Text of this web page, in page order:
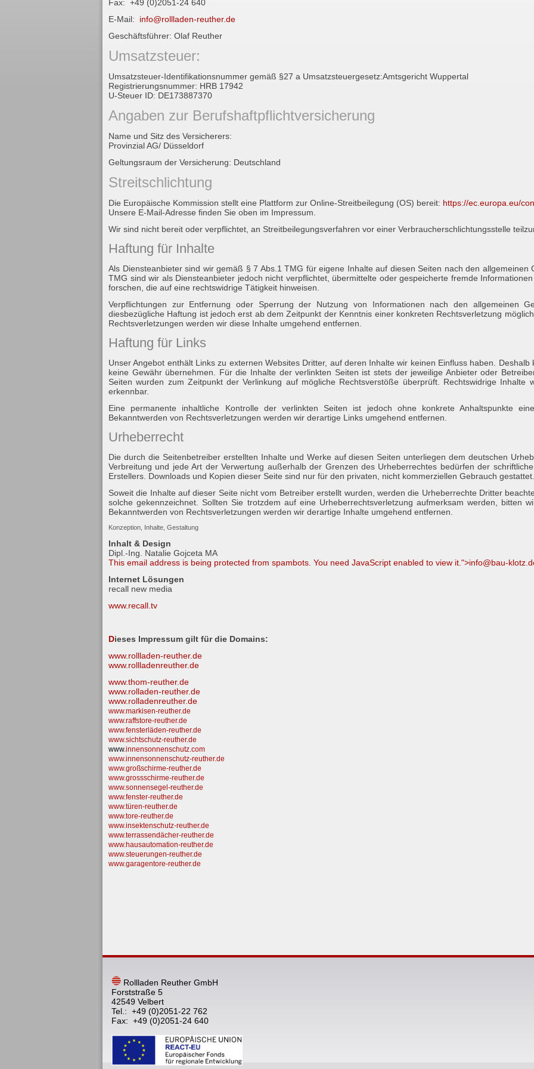
Fax: +49 (0)2051-24 640
E-Mail: info@rollladen-reuther.de
Geschäftsführer: Olaf Reuther
Umsatzsteuer:
Umsatzsteuer-Identifikationsnummer gemäß §27 a Umsatzsteuergesetz:Amtsgericht Wuppertal
Registrierungsnummer: HRB 17942
U-Steuer ID: DE173887370
Angaben zur Berufshaftpflichtversicherung
Name und Sitz des Versicherers:
Provinzial AG/ Düsseldorf
Geltungsraum der Versicherung: Deutschland
Streitschlichtung
Die Europäische Kommission stellt eine Plattform zur Online-Streitbeilegung (OS) bereit: https://ec.europa.eu/
Unsere E-Mail-Adresse finden Sie oben im Impressum.
Wir sind nicht bereit oder verpflichtet, an Streitbeilegungsverfahren vor einer Verbraucherschlichtungsstelle
Haftung für Inhalte
Als Diensteanbieter sind wir gemäß § 7 Abs.1 TMG für eigene Inhalte auf diesen Seiten nach den allgemeinen
TMG sind wir als Diensteanbieter jedoch nicht verpflichtet, übermittelte oder gespeicherte fremde
forschen, die auf eine rechtswidrige Tätigkeit hinweisen.
Verpflichtungen zur Entfernung oder Sperrung der Nutzung von Informationen nach den allgemeinen
diesbezügliche Haftung ist jedoch erst ab dem Zeitpunkt der Kenntnis einer konkreten Rechtsverletzung
Rechtsverletzungen werden wir diese Inhalte umgehend entfernen.
Haftung für Links
Unser Angebot enthält Links zu externen Websites Dritter, auf deren Inhalte wir keinen Einfluss haben.
keine Gewähr übernehmen. Für die Inhalte der verlinkten Seiten ist stets der jeweilige Anbieter oder
Seiten wurden zum Zeitpunkt der Verlinkung auf mögliche Rechtsverstöße überprüft. Rechtswidrige Inhalte
erkennbar.
Eine permanente inhaltliche Kontrolle der verlinkten Seiten ist jedoch ohne konkrete Anhaltspunkte
Bekanntwerden von Rechtsverletzungen werden wir derartige Links umgehend entfernen.
Urheberrecht
Die durch die Seitenbetreiber erstellten Inhalte und Werke auf diesen Seiten unterliegen dem deutschen
Verbreitung und jede Art der Verwertung außerhalb der Grenzen des Urheberrechtes bedürfen der
Erstellers. Downloads und Kopien dieser Seite sind nur für den privaten, nicht kommerziellen Gebrauch gestattet.
Soweit die Inhalte auf dieser Seite nicht vom Betreiber erstellt wurden, werden die Urheberrechte Dritter
solche gekennzeichnet. Sollten Sie trotzdem auf eine Urheberrechtsverletzung aufmerksam werden, bitten
Bekanntwerden von Rechtsverletzungen werden wir derartige Inhalte umgehend entfernen.
Konzeption, Inhalte, Gestaltung
Inhalt & Design
Dipl.-Ing. Natalie Gojceta MA
This email address is being protected from spambots. You need JavaScript enabled to view it. ">info@bau-
Internet Lösungen
recall new media
www.recall.tv
Dieses Impressum gilt für die Domains:
www.rollladen-reuther.de
www.rollladenreuther.de
www.thom-reuther.de
www.rolladen-reuther.de
www.rolladenreuther.de
www.markisen-reuther.de
www.raffstore-reuther.de
www.fensterläden-reuther.de
www.sichtschutz-reuther.de
www.innensonnenschutz.com
www.innensonnenschutz-reuther.de
www.großschirme-reuther.de
www.grossschirme-reuther.de
www.sonnensegel-reuther.de
www.fenster-reuther.de
www.türen-reuther.de
www.tore-reuther.de
www.insektenschutz-reuther.de
www.terrassendächer-reuther.de
www.hausautomation-reuther.de
www.steuerungen-reuther.de
www.garagentore-reuther.de
Rollladen Reuther GmbH
Forststraße 5
42549 Velbert
Tel.: +49 (0)2051-22 762
Fax: +49 (0)2051-24 640